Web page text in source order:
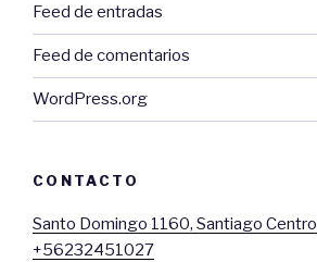
Feed de entradas
Feed de comentarios
WordPress.org
CONTACTO
Santo Domingo 1160, Santiago Centro
+56232451027